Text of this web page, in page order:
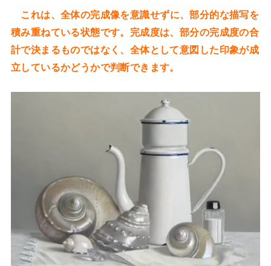
これは、全体の完成像を意識せずに、部分的な描写を
積み重ねている状態です。完成度は、部分の完成度の合
計で決まるものではなく、全体として意図した印象が成
立しているかどうかで判断できます。